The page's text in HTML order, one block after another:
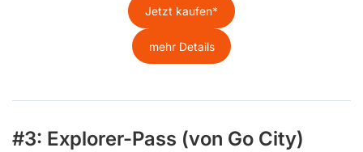
Jetzt kaufen
mehr Details
#3: Explorer-Pass (von Go City)